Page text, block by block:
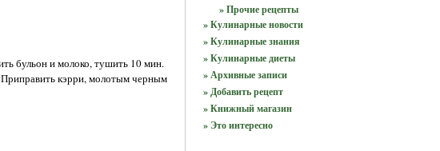
бульон и молоко, тушить 10 мин.
Приправить кэрри, молотым черным
» Прочие рецепты
» Кулинарные новости
» Кулинарные знания
» Кулинарные диеты
» Архивные записи
» Добавить рецепт
» Книжный магазин
» Это интересно